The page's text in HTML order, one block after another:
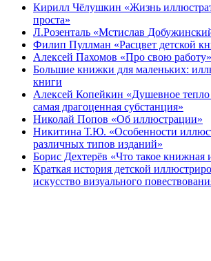
Кирилл Чёлушкин «Жизнь
проста»
Л.Розенталь «Мстислав
Филип Пуллман «Расцвет детской
Алексей Пахомов «Про свою работу»
Большие книжки для маленьких:
книги
Алексей Копейкин «Душевное
самая драгоценная субстанция»
Николай Попов «Об иллюстрации»
Никитина Т.Ю. «Особенности
различных типов изданий»
Борис Дехтерёв «Что такое книжная
Краткая история детской
искусство визуального